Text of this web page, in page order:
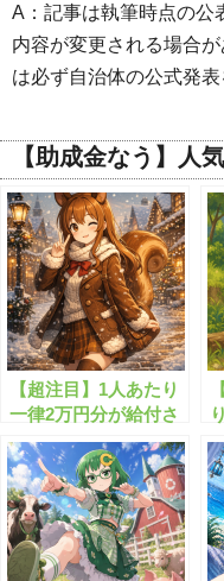
A：記事は執筆時点の公
内容が変更される場合
は必ず自治体の公式発表
【助成金なう】人
【超注目】1人あたり
一律2万円分が給付さ
れまし!!